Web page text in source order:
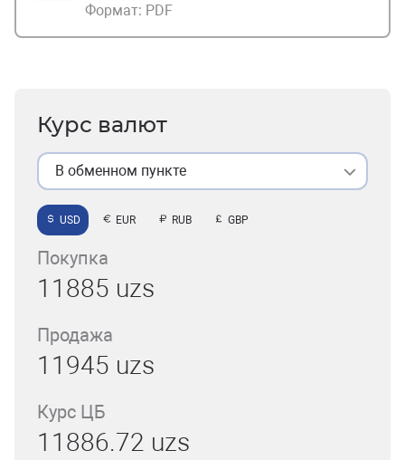
Формат: PDF
Курс валют
В обменном пункте
USD EUR RUB GBP
Покупка
11885 uzs
Продажа
11945 uzs
Курс ЦБ
11886.72 uzs